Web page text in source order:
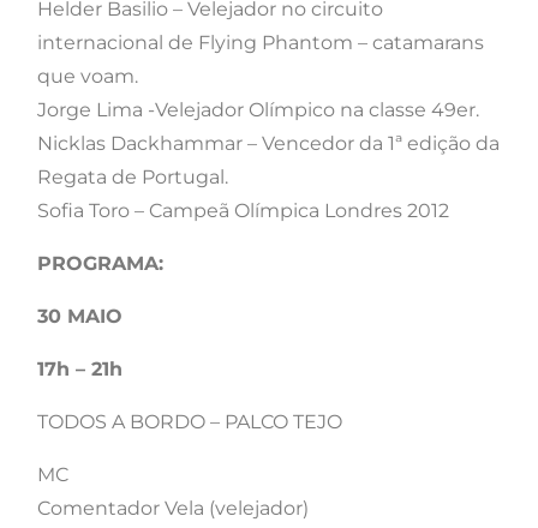
Helder Basilio – Velejador no circuito
internacional de Flying Phantom – catamarans
que voam.
Jorge Lima -Velejador Olímpico na classe 49er.
Nicklas Dackhammar – Vencedor da 1ª edição da
Regata de Portugal.
Sofia Toro – Campeã Olímpica Londres 2012
PROGRAMA:
30 MAIO
17h – 21h
TODOS A BORDO – PALCO TEJO
MC
Comentador Vela (velejador)